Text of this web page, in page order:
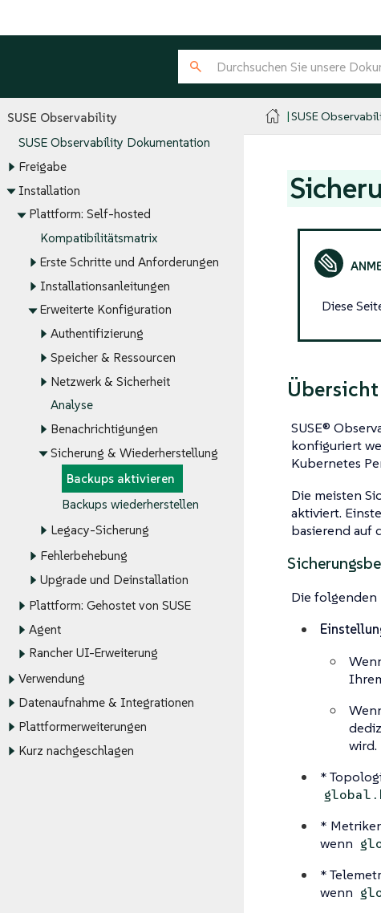
SUSE Observability
SUSE Observability Dokumentation
Freigabe
Installation
Plattform: Self-hosted
Kompatibilitätsmatrix
Erste Schritte und Anforderungen
Installationsanleitungen
Erweiterte Konfiguration
Authentifizierung
Speicher & Ressourcen
Netzwerk & Sicherheit
Analyse
Benachrichtigungen
Sicherung & Wiederherstellung
Backups aktivieren
Backups wiederherstellen
Legacy-Sicherung
Fehlerbehebung
Upgrade und Deinstallation
Plattform: Gehostet von SUSE
Agent
Rancher UI-Erweiterung
Verwendung
Datenaufnahme & Integrationen
Plattformerweiterungen
Kurz nachgeschlagen
SUSE
Diese
Übersicht
SUSE®
konfiguriert
Kubernetes
Die meisten
aktiviert.
basierend auf
Die folgenden
wird.
*
*
wenn
*
wenn